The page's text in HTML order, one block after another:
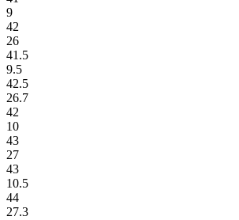
9
42
26
41.5
9.5
42.5
26.7
42
10
43
27
43
10.5
44
27.3